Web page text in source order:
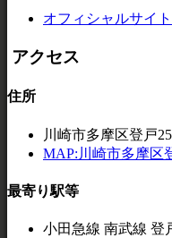
オフィシャルサイト
アクセス
住所
川崎市多摩区登戸
MAP:川崎市多摩区
最寄り駅等
小田急線 南武線 登